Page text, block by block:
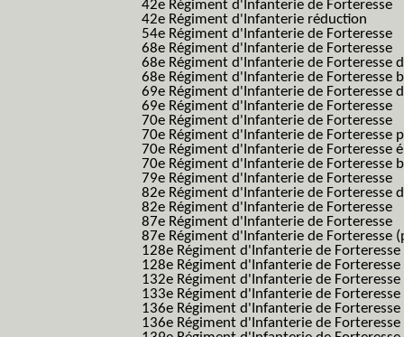
42e Régiment d'Infanterie de Forteresse
42e Régiment d'Infanterie réduction
54e Régiment d'Infanterie de Forteresse
68e Régiment d'Infanterie de Forteresse
68e Régiment d'Infanterie de Forteresse
68e Régiment d'Infanterie de Forteresse
69e Régiment d'Infanterie de Forteresse
69e Régiment d'Infanterie de Forteresse
70e Régiment d'Infanterie de Forteresse
70e Régiment d'Infanterie de Forteresse
70e Régiment d'Infanterie de Forteresse
70e Régiment d'Infanterie de Forteresse
79e Régiment d'Infanterie de Forteresse
82e Régiment d'Infanterie de Forteresse
82e Régiment d'Infanterie de Forteresse
87e Régiment d'Infanterie de Forteresse
87e Régiment d'Infanterie de Forteresse
128e Régiment d'Infanterie de Forteresse
128e Régiment d'Infanterie de
132e Régiment d'Infanterie de Forteresse
133e Régiment d'Infanterie de Forteresse
136e Régiment d'Infanterie de Forteresse
136e Régiment d'Infanterie de